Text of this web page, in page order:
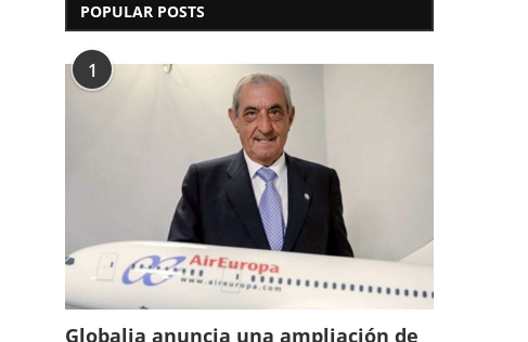
POPULAR POSTS
1
Globalia anuncia una ampliación de